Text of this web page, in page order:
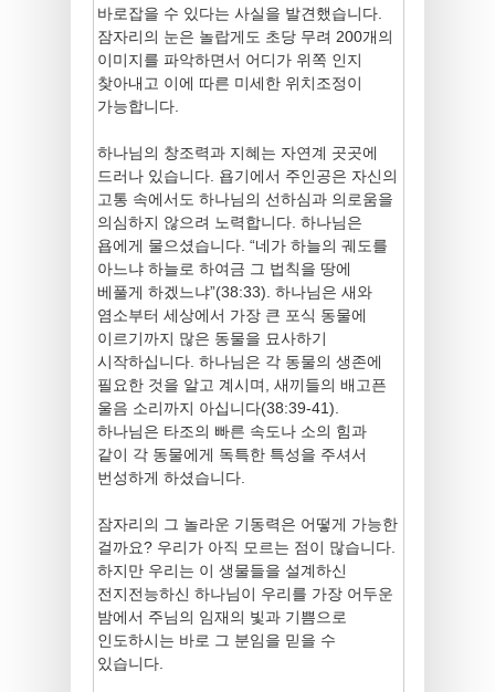
바로잡을 수 있다는 사실을 발견했습니다.
잠자리의 눈은 놀랍게도 초당 무려 200개의
이미지를 파악하면서 어디가 위쪽 인지
찾아내고 이에 따른 미세한 위치조정이
가능합니다.
하나님의 창조력과 지혜는 자연계 곳곳에
드러나 있습니다. 욥기에서 주인공은 자신의
고통 속에서도 하나님의 선하심과 의로움을
의심하지 않으려 노력합니다. 하나님은
욥에게 물으셨습니다. “네가 하늘의 궤도를
아느냐 하늘로 하여금 그 법칙을 땅에
베풀게 하겠느냐”(38:33). 하나님은 새와
염소부터 세상에서 가장 큰 포식 동물에
이르기까지 많은 동물을 묘사하기
시작하십니다. 하나님은 각 동물의 생존에
필요한 것을 알고 계시며, 새끼들의 배고픈
울음 소리까지 아십니다(38:39-41).
하나님은 타조의 빠른 속도나 소의 힘과
같이 각 동물에게 독특한 특성을 주셔서
번성하게 하셨습니다.
잠자리의 그 놀라운 기동력은 어떻게 가능한
걸까요? 우리가 아직 모르는 점이 많습니다.
하지만 우리는 이 생물들을 설계하신
전지전능하신 하나님이 우리를 가장 어두운
밤에서 주님의 임재의 빛과 기쁨으로
인도하시는 바로 그 분임을 믿을 수
있습니다.